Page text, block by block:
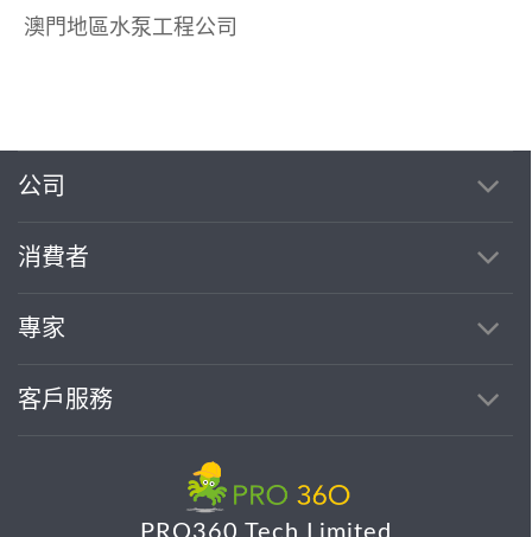
澳門地區水泵工程公司
公司
消費者
專家
客戶服務
PRO360 Tech Limited